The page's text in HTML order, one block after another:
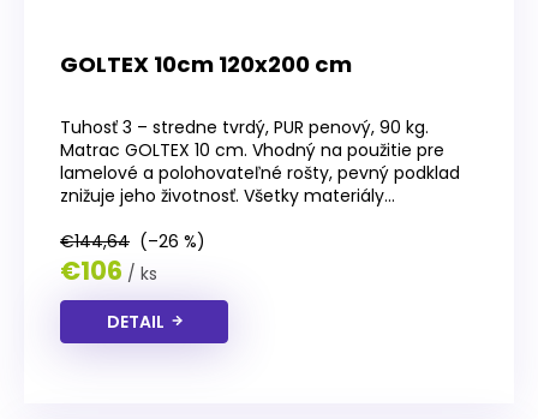
GOLTEX 10cm 120x200 cm
hodnotenie
produktu
je
4,0
z
5
hviezdičiek.
Tuhosť 3 – stredne tvrdý, PUR penový, 90 kg.
Matrac GOLTEX 10 cm. Vhodný na použitie pre
lamelové a polohovateľné rošty, pevný podklad
znižuje jeho životnosť. Všetky materiály...
€144,64 (–26 %)
€106 / ks
DETAIL